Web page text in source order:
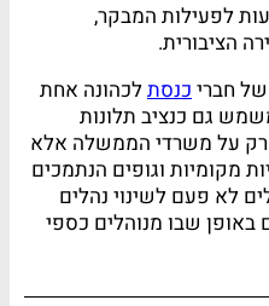
לפעילות המבקר,
הציבורית.
חבריכנסתלכהונה אחת
גם כנציב תלונות
רק על משרדי הממשלה אלא
מקומיות וגופים הנתמכים
לא פעם לשינוי נהלים
באופן שבו מנוהלים כספי